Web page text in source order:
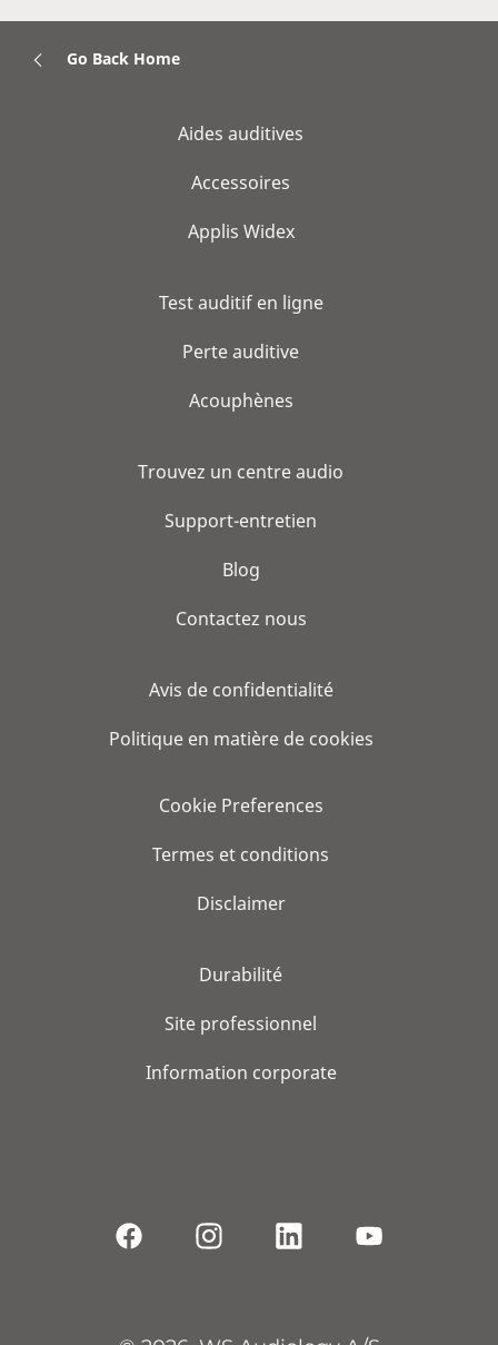
Go Back Home
Aides auditives
Accessoires
Applis Widex
Test auditif en ligne
Perte auditive
Acouphènes
Trouvez un centre audio
Support-entretien
Blog
Contactez nous
Avis de confidentialité
Politique en matière de cookies
Cookie Preferences
Termes et conditions
Disclaimer
Durabilité
Site professionnel
Information corporate